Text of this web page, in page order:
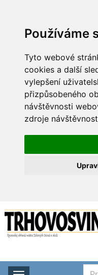
Používáme
Tyto webové
cookies a další
vylepšení
přizpůsobeného
návštěvnosti
zdroje